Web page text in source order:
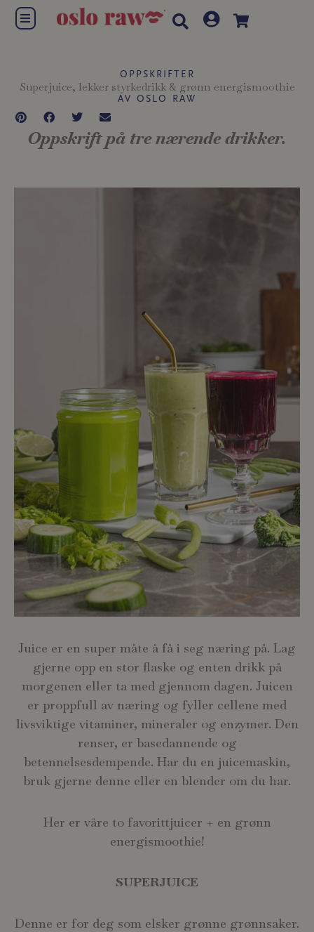
Hopp
rett
Flyout
Menu
OPPSKRIFTER
Superjuice, lekker styrkedrikk & grønn energismoothie
AV OSLO RAW
Oppskrift på tre nærende drikker.
Juice er en super måte å få i seg næring på. Lag
gjerne opp en stor flaske og enten drikk på
morgenen eller ta med gjennom dagen. Juicen
er proppfull av næring og fyller cellene med
livsviktige vitaminer, mineraler og enzymer. Den
renser, er basedannende og
betennelsesdempende. Har du en juicemaskin,
bruk gjerne denne eller en blender om du har.
Her er våre to favorittjuicer + en grønn
energismoothie!
SUPERJUICE
Denne er for deg som elsker grønne grønnsaker.